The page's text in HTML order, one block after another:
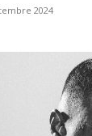
2024